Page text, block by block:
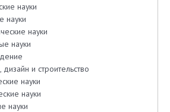
науки
науки
науки
науки
дизайн и строительство
науки
науки
науки